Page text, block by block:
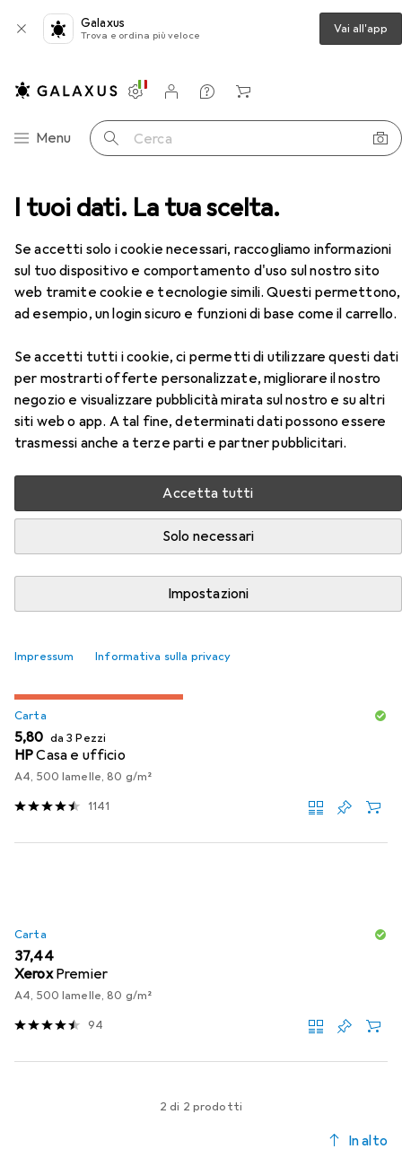
I tuoi dati. La tua scelta.
Se accetti solo i cookie necessari, raccogliamo informazioni
sul tuo dispositivo e comportamento d'uso sul nostro sito
web tramite cookie e tecnologie simili. Questi permettono,
ad esempio, un login sicuro e funzioni di base come il carrello.
Se accetti tutti i cookie, ci permetti di utilizzare questi dati
per mostrarti offerte personalizzate, migliorare il nostro
negozio e visualizzare pubblicità mirata sul nostro e su altri
siti web o app. A tal fine, determinati dati possono essere
trasmessi anche a terze parti e partner pubblicitari.
Accetta tutti
Solo necessari
Impostazioni
Impressum Informativa sulla privacy
Galaxus
Trova e ordina più veloce Vai all'app
Categoria Navigazione
Menu Cerca
Impostazioni
Conto cliente
Liste di confronto
Liste dei desideri
Carrello
Cartucce Epson Sglpck Magenta 33 Prem.Ink
EUR
26,17
Epson
Sglpck Magenta 33 Prem.Ink
M
Accessori per Epson Sglpck
Magenta 33 Prem.Ink
Qui trovi accessori adatti per il prodotto Epson Sglpck
Magenta 33 Prem.Ink della categoria Carta.
Rilevanza
Elenco dei prodotti
Carta
EUR
5,80 da 3 Pezzi
HPCasa e ufficio
A4, 500 lamelle, 80 g/m²
1141
Carta
EUR
37,44
Xerox Premier
A4, 500 lamelle, 80 g/m²
94
2 di 2 prodotti
In alto